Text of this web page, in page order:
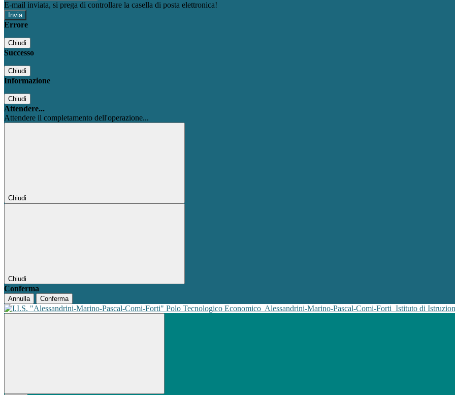
E-mail inviata, si prega di controllare la casella di posta elettronica!
Errore
Chiudi
Successo
Chiudi
Informazione
Chiudi
Attendere...
Attendere il completamento dell'operazione...
Chiudi
Chiudi
Conferma
Annulla Conferma
Polo Tecnologico Economico Alessandrini-Marino-Pascal-Comi-Forti Istituto di